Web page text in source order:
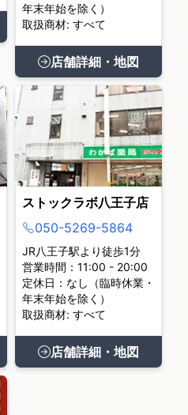
年末年始を除く）
取扱商材: すべて
店舗詳細・地図
ストックラボ八王子店
050-5269-5864
JR八王子駅より徒歩1分
営業時間：11:00 - 20:00
定休日：なし（臨時休業・
年末年始を除く）
取扱商材: すべて
店舗詳細・地図